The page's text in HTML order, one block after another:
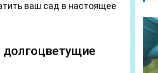
ваш сад в настоящее